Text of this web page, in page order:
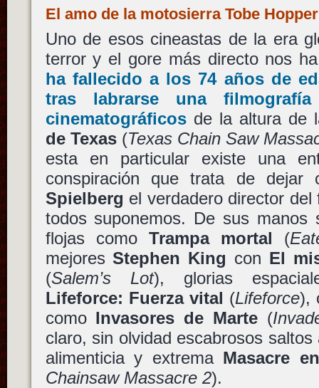
El amo de la motosierra Tobe
Uno de esos cineastas de la era
terror y el gore más directo nos
ha fallecido a los 74 años de
tras labrarse una
cinematográficosde la altura de
de Texas(Texas Chain Saw
esta en particular existe una
conspiración que trata de
Spielberg el verdadero director
todos suponemos. De sus manos
flojas como Trampa mortal (
mejoresStephen King con El
(Salem’s Lot), glorias
Lifeforce: Fuerza vital (Lifeforce),
como Invasores de Marte (
claro, sin olvidad escabrosos
alimenticia y extrema Masacre
Chainsaw Massacre 2).